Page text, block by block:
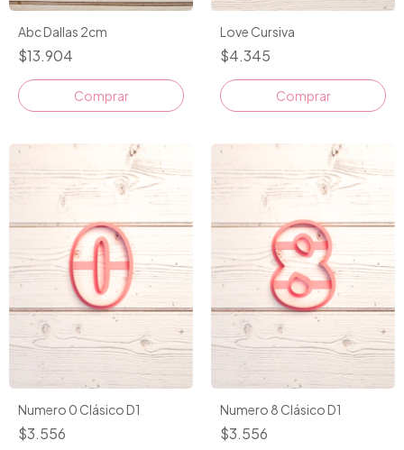
Abc Dallas 2cm
$13.904
Love Cursiva
$4.345
Comprar
Numero 0 Clásico D1
$3.556
Numero 8 Clásico D1
$3.556